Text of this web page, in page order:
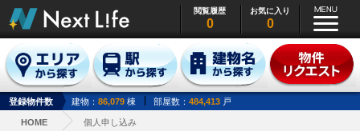
閲覧履歴
0
お気に入り
0
登録物件数 建物： 86,079 棟 部屋数： 484,413 戸
HOME 個人申し込み